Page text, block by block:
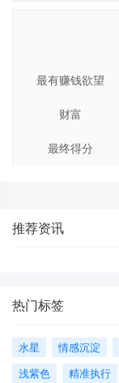
最有赚钱欲望
财富
最终得分
推荐资讯
热门标签
水星 情感沉淀
浅紫色
精准执行